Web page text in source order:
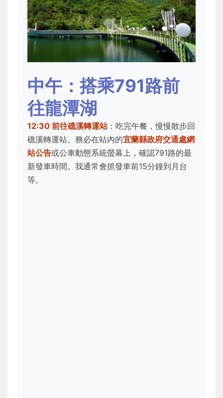
中午：搭乘791路前
往龍潭湖
12:30 前往礁溪轉運站：吃完午餐，慢慢散步回
礁溪轉運站。務必在站內的宜蘭縣政府交通處網
站公告或公車動態系統螢幕上，確認791路的最
新發車時間。我通常會抓發車前15分鐘到月台
等。